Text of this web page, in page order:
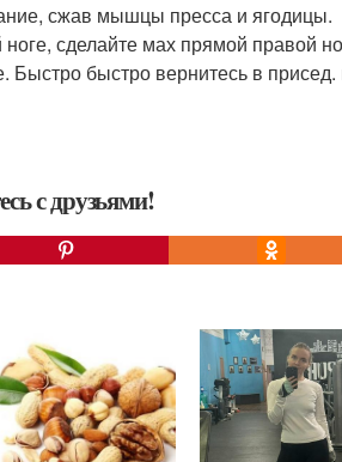
сжав мышцы пресса и ягодицы.
сделайте мах прямой правой
Быстро быстро вернитесь в
с друзьями!